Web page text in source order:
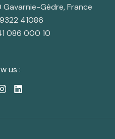
Gèdre, France
41086
086 000 10
us :